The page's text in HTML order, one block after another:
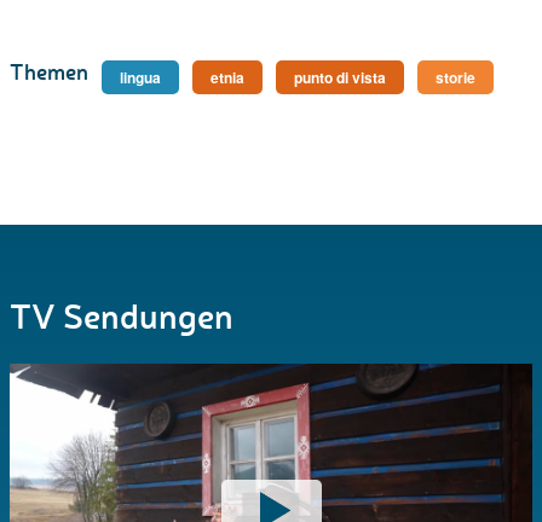
Themen lingua etnia punto di vista storie
TV Sendungen